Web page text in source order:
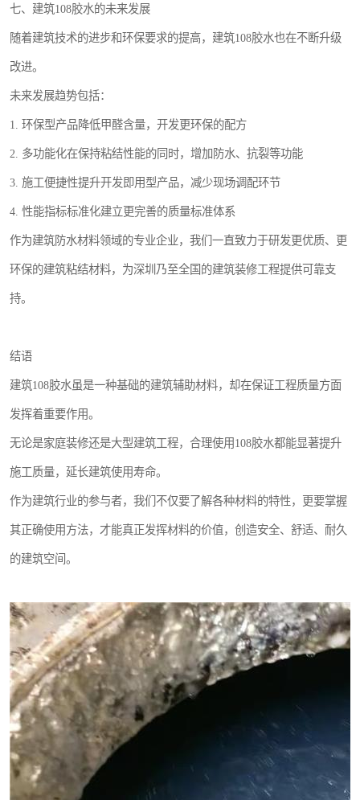
七、建筑108胶水的未来发展
随着建筑技术的进步和环保要求的提高，建筑108胶水也在不断升级
改进。
未来发展趋势包括：
1. 环保型产品降低甲醛含量，开发更环保的配方
2. 多功能化在保持粘结性能的同时，增加防水、抗裂等功能
3. 施工便捷性提升开发即用型产品，减少现场调配环节
4. 性能指标标准化建立更完善的质量标准体系
作为建筑防水材料领域的专业企业，我们一直致力于研发更优质、更
环保的建筑粘结材料，为深圳乃至全国的建筑装修工程提供可靠支
持。
结语
建筑108胶水虽是一种基础的建筑辅助材料，却在保证工程质量方面
发挥着重要作用。
无论是家庭装修还是大型建筑工程，合理使用108胶水都能显著提升
施工质量，延长建筑使用寿命。
作为建筑行业的参与者，我们不仅要了解各种材料的特性，更要掌握
其正确使用方法，才能真正发挥材料的价值，创造安全、舒适、耐久
的建筑空间。